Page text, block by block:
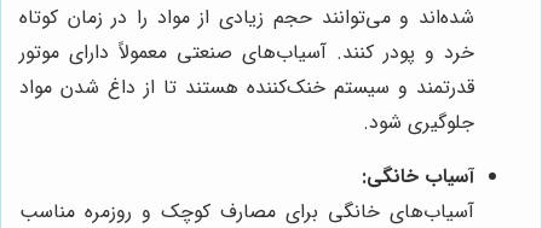
شده‌اند و می‌توانند حجم زیادی از مواد را در زمان کوتاه
خرد و پودر کنند. آسیاب‌های صنعتی معمولاً دارای موتور
قدرتمند و سیستم خنک‌کننده هستند تا از داغ شدن مواد
جلوگیری شود.
آسیاب خانگی:
آسیاب‌های خانگی برای مصارف کوچک و روزمره مناسب